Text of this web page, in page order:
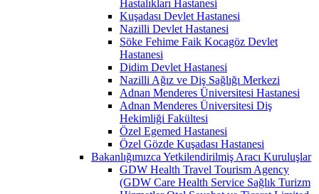
Hastalıkları Hastanesi
Kuşadası Devlet Hastanesi
Nazilli Devlet Hastanesi
Söke Fehime Faik Kocagöz Devlet
Hastanesi
Didim Devlet Hastanesi
Nazilli Ağız ve Diş Sağlığı Merkezi
Adnan Menderes Üniversitesi Hastanesi
Adnan Menderes Üniversitesi Diş
Hekimliği Fakültesi
Özel Egemed Hastanesi
Özel Gözde Kuşadası Hastanesi
Bakanlığımızca Yetkilendirilmiş Aracı Kuruluşlar
GDW Health Travel Tourism Agency
(GDW Care Health Service Sağlık Turizm